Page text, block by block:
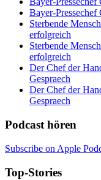
Bayer-
Sterbende
erfolgreich
Sterbende
erfolgreich
Der Chef der
Gespraech
Der Chef der
Gespraech
Podcast hören
Subscribe on Apple
Top-Stories